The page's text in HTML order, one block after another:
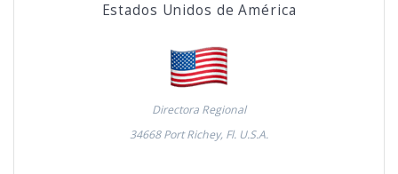
Estados Unidos de América
Directora Regional
34668 Port Richey, Fl. U.S.A.